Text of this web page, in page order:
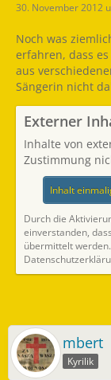
So lebt diese
30. November 2012
Noch was
erfahren, dass
aus
Sängerin nicht
Externer
Inhalte von
Zustimmung
Inhalt
Durch die
einverstanden,
übermittelt
mbert
Kyrilik